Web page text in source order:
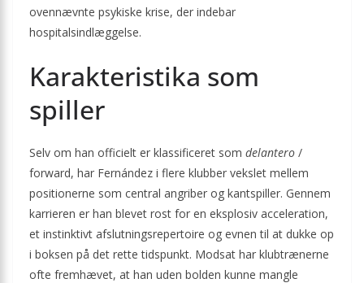
ovennævnte psykiske krise, der indebar
hospitalsindlæggelse.
Karakteristika som
spiller
Selv om han officielt er klassificeret som delantero /
forward, har Fernández i flere klubber vekslet mellem
positionerne som central angriber og kantspiller. Gennem
karrieren er han blevet rost for en eksplosiv acceleration,
et instinktivt afslutningsrepertoire og evnen til at dukke op
i boksen på det rette tidspunkt. Modsat har klubtrænerne
ofte fremhævet, at han uden bolden kunne mangle